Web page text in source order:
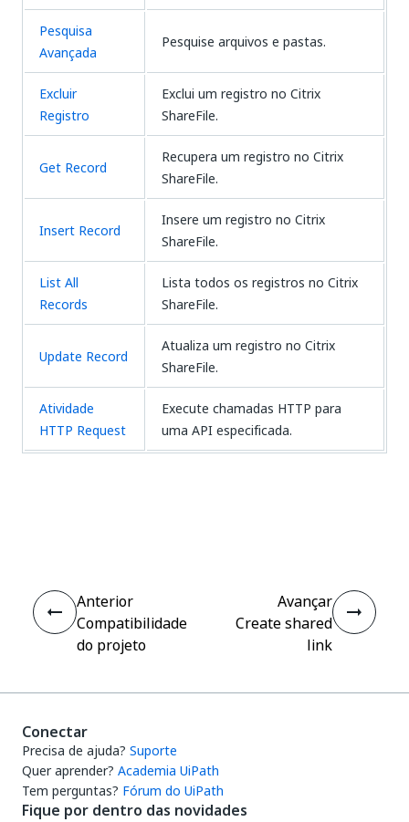
Pesquisa
Avançada
Pesquise arquivos e pastas.
Excluir
Registro
Exclui um registro no Citrix
ShareFile.
Get Record
Recupera um registro no Citrix
ShareFile.
Insert Record
Insere um registro no Citrix
ShareFile.
List All
Records
Lista todos os registros no Citrix
ShareFile.
Update Record
Atualiza um registro no Citrix
ShareFile.
Atividade
HTTP Request
Execute chamadas HTTP para
uma API especificada.
Anterior
Compatibilidade
do projeto
Avançar
Create shared
link
Conectar
Precisa de ajuda? Suporte
Quer aprender? Academia UiPath
Tem perguntas? Fórum do UiPath
Fique por dentro das novidades